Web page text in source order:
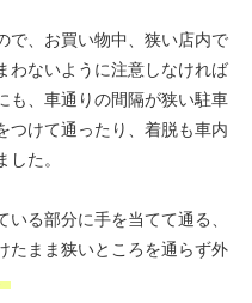
で、お買い物中、狭い店内で
わないように注意しなければ
も、車通りの間隔が狭い駐車
つけて通ったり、着脱も車内
た。
る部分に手を当てて通る、
たまま狭いところを通らず外